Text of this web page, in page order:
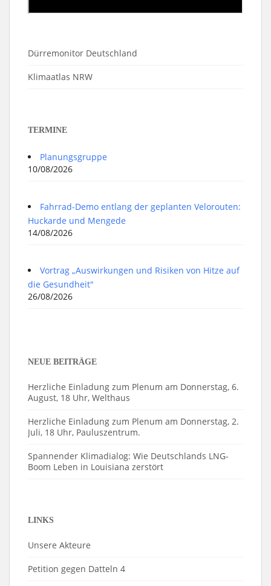
Dürremonitor Deutschland
Klimaatlas NRW
TERMINE
Planungsgruppe
10/08/2026
Fahrrad-Demo entlang der geplanten Velorouten:
Huckarde und Mengede
14/08/2026
Vortrag „Auswirkungen und Risiken von Hitze auf
die Gesundheit"
26/08/2026
NEUE BEITRÄGE
Herzliche Einladung zum Plenum am Donnerstag, 6.
August, 18 Uhr, Welthaus
Herzliche Einladung zum Plenum am Donnerstag, 2.
Juli, 18 Uhr, Pauluszentrum.
Spannender Klimadialog: Wie Deutschlands LNG-
Boom Leben in Louisiana zerstört
LINKS
Unsere Akteure
Petition gegen Datteln 4